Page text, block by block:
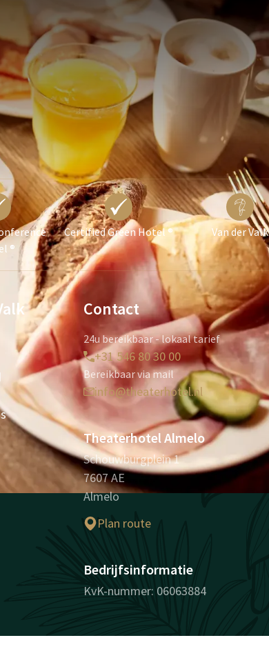
®
Certified Green Hotel ® Van der Valk
Contact
24u bereikbaar - lokaal tarief
+31 546 80 30 00
Bereikbaar via mail
info@theaterhotel.nl
Theaterhotel Almelo
Schouwburgplein 1
7607 AE
Almelo
Plan route
Bedrijfsinformatie
KvK-nummer: 06063884